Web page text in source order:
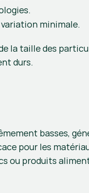
minimale.
la taille des
durs.
basses,
pour les
ou produits